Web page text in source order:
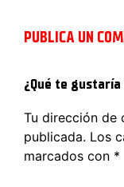
PUBLICA UN
¿Qué te
Tu dirección de
publicada. Los
marcados con *